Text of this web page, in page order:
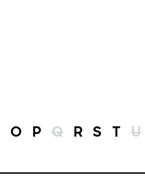
O P Q R S T U